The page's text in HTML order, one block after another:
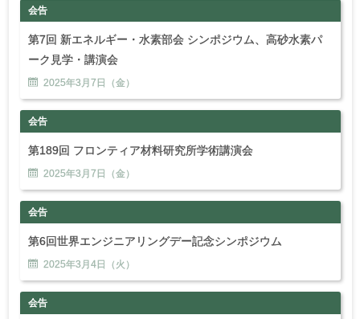
会告
第7回 新エネルギー・水素部会 シンポジウム、高砂水素パ
ーク見学・講演会
2025年3月 7日（金）
会告
第189回 フロンティア材料研究所学術講演会
2025年3月 7日（金）
会告
第6回世界エンジニアリングデー記念シンポジウム
2025年3月 4日（火）
会告